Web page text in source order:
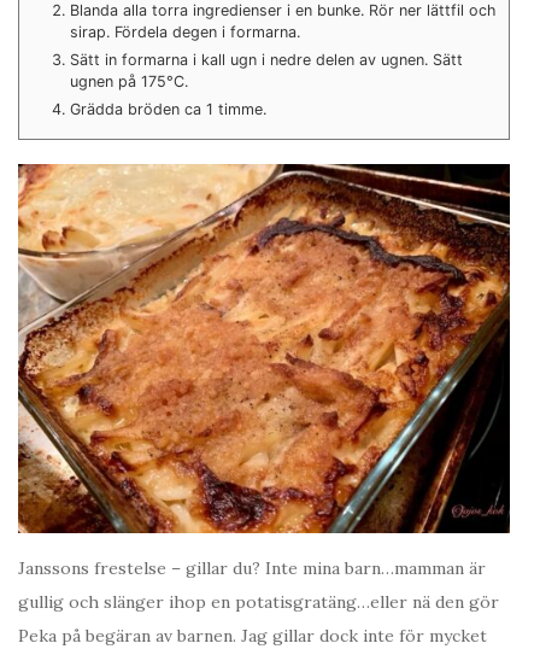
Blanda alla torra ingredienser i en bunke. Rör ner lättfil och
sirap. Fördela degen i formarna.
Sätt in formarna i kall ugn i nedre delen av ugnen. Sätt
ugnen på 175°C.
Grädda bröden ca 1 timme.
Janssons frestelse – gillar du? Inte mina barn…mamman är
gullig och slänger ihop en potatisgratäng…eller nä den gör
Peka på begäran av barnen. Jag gillar dock inte för mycket